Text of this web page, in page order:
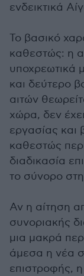
ενδεικτικά
Το βασικό
καθεστώς: η
υποχρεωτικά
και δεύτερο
αιτών
χώρα, δεν
εργασίας και
καθεστώς
διαδικασία
το σύνορο
Αν η αίτηση
συνοριακής
μια μακρά
άμεσα η νέα
επιστροφής,